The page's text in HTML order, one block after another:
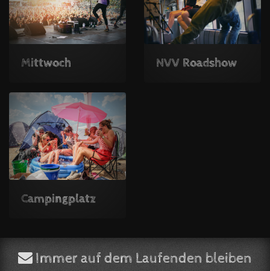
Mittwoch NVV Roadshow
Campingplatz
Immer auf dem Laufenden bleiben